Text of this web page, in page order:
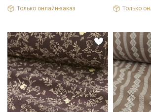
Только онлайн-заказ Только